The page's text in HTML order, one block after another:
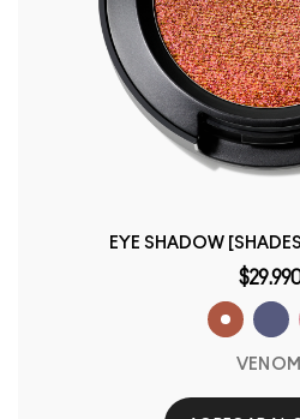
EYE SHADOW
$29.990
VENOM